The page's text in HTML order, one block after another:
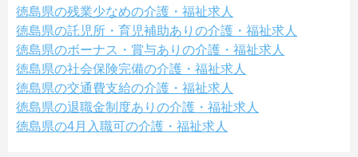
徳島県の残業少なめの介護・福祉求人
徳島県の託児所・育児補助ありの介護・福祉求人
徳島県のボーナス・賞与ありの介護・福祉求人
徳島県の社会保険完備の介護・福祉求人
徳島県の交通費支給の介護・福祉求人
徳島県の退職金制度ありの介護・福祉求人
徳島県の4月入職可の介護・福祉求人